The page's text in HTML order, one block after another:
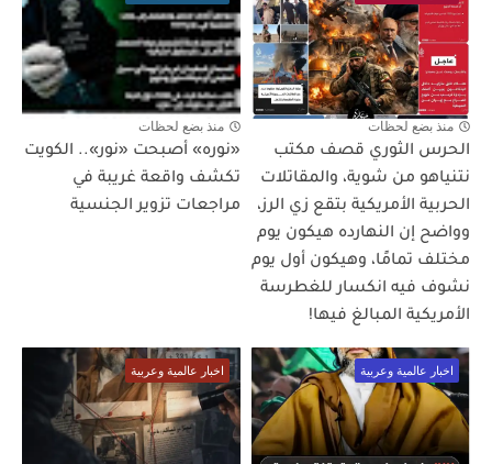
منذ بضع لحظات
الحرس الثوري قصف مكتب
نتنياهو من شوية، والمقاتلات
الحربية الأمريكية بتقع زي الرز،
وواضح إن النهارده هيكون يوم
مختلف تمامًا، وهيكون أول يوم
نشوف فيه انكسار للغطرسة
الأمريكية المبالغ فيها!
منذ بضع لحظات
«نوره» أصبحت «نور».. الكويت
تكشف واقعة غريبة في
مراجعات تزوير الجنسية
اخبار عالمية وعربية اخبار عالمية وعربية